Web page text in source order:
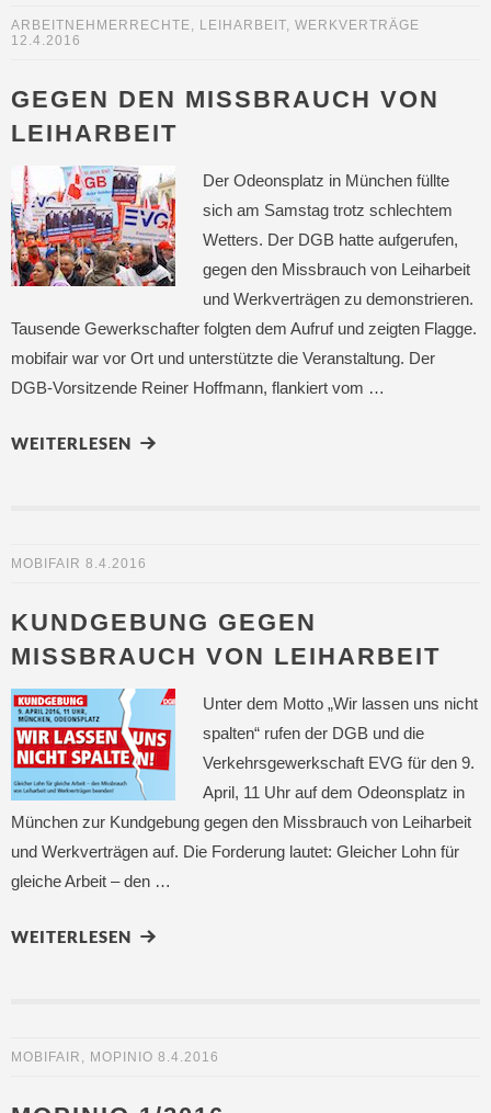
ARBEITNEHMERRECHTE, LEIHARBEIT, WERKVERTRÄGE
12.4.2016
GEGEN DEN MISSBRAUCH VON
LEIHARBEIT
Der Odeonsplatz in München füllte
sich am Samstag trotz schlechtem
Wetters. Der DGB hatte aufgerufen,
gegen den Missbrauch von Leiharbeit
und Werkverträgen zu demonstrieren.
Tausende Gewerkschafter folgten dem Aufruf und zeigten Flagge.
mobifair war vor Ort und unterstützte die Veranstaltung. Der
DGB-Vorsitzende Reiner Hoffmann, flankiert vom …
WEITERLESEN
MOBIFAIR 8.4.2016
KUNDGEBUNG GEGEN
MISSBRAUCH VON LEIHARBEIT
Unter dem Motto „Wir lassen uns nicht
spalten“ rufen der DGB und die
Verkehrsgewerkschaft EVG für den 9.
April, 11 Uhr auf dem Odeonsplatz in
München zur Kundgebung gegen den Missbrauch von Leiharbeit
und Werkverträgen auf. Die Forderung lautet: Gleicher Lohn für
gleiche Arbeit – den …
WEITERLESEN
MOBIFAIR , MOPINIO 8.4.2016